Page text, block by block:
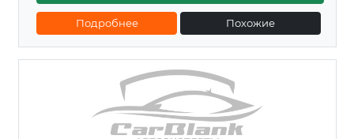
Подробнее Похожие